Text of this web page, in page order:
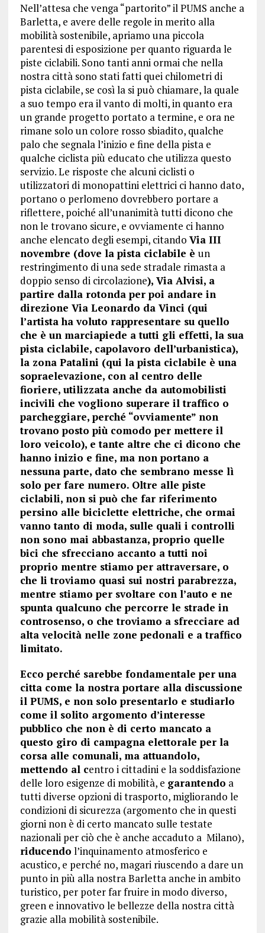
Nell’attesa che venga “partorito” il PUMS anche a
Barletta, e avere delle regole in merito alla
mobilità sostenibile, apriamo una piccola
parentesi di esposizione per quanto riguarda le
piste ciclabili. Sono tanti anni ormai che nella
nostra città sono stati fatti quei chilometri di
pista ciclabile, se così la si può chiamare, la quale
a suo tempo era il vanto di molti, in quanto era
un grande progetto portato a termine, e ora ne
rimane solo un colore rosso sbiadito, qualche
palo che segnala l’inizio e fine della pista e
qualche ciclista più educato che utilizza questo
servizio. Le risposte che alcuni ciclisti o
utilizzatori di monopattini elettrici ci hanno dato,
portano o perlomeno dovrebbero portare a
riflettere, poiché all’unanimità tutti dicono che
non le trovano sicure, e ovviamente ci hanno
anche elencato degli esempi, citando Via III
novembre (dove la pista ciclabile è un
restringimento di una sede stradale rimasta a
doppio senso di circolazione), Via Alvisi, a
partire dalla rotonda per poi andare in
direzione Via Leonardo da Vinci (qui
l’artista ha voluto rappresentare su quello
che è un marciapiede a tutti gli effetti, la sua
pista ciclabile, capolavoro dell’urbanistica),
la zona Patalini (qui la pista ciclabile è una
sopraelevazione, con al centro delle
fioriere, utilizzata anche da automobilisti
incivili che vogliono superare il traffico o
parcheggiare, perché “ovviamente” non
trovano posto più comodo per mettere il
loro veicolo), e tante altre che ci dicono che
hanno inizio e fine, ma non portano a
nessuna parte, dato che sembrano messe lì
solo per fare numero. Oltre alle piste
ciclabili, non si può che far riferimento
persino alle biciclette elettriche, che ormai
vanno tanto di moda, sulle quali i controlli
non sono mai abbastanza, proprio quelle
bici che sfrecciano accanto a tutti noi
proprio mentre stiamo per attraversare, o
che li troviamo quasi sui nostri parabrezza,
mentre stiamo per svoltare con l’auto e ne
spunta qualcuno che percorre le strade in
controsenso, o che troviamo a sfrecciare ad
alta velocità nelle zone pedonali e a traffico
limitato.
Ecco perché sarebbe fondamentale per una
citta come la nostra portare alla discussione
il PUMS, e non solo presentarlo e studiarlo
come il solito argomento d’interesse
pubblico che non è di certo mancato a
questo giro di campagna elettorale per la
corsa alle comunali, ma attuandolo,
mettendo al centro i cittadini e la soddisfazione
delle loro esigenze di mobilità, e garantendo a
tutti diverse opzioni di trasporto, migliorando le
condizioni di sicurezza (argomento che in questi
giorni non è di certo mancato sulle testate
nazionali per ciò che è anche accaduto a Milano),
riducendo l’inquinamento atmosferico e
acustico, e perché no, magari riuscendo a dare un
punto in più alla nostra Barletta anche in ambito
turistico, per poter far fruire in modo diverso,
green e innovativo le bellezze della nostra città
grazie alla mobilità sostenibile.